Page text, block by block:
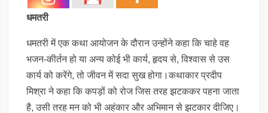
धमतरी
धमतरी में एक कथा आयोजन के दौरान उन्होंने कहा कि चाहे वह
भजन-कीर्तन हो या अन्य कोई भी कार्य, हृदय से, विश्वास से उस
कार्य को करेंगे, तो जीवन में सदा सुख होगा।कथाकार प्रदीप
मिश्रा ने कहा कि कपड़ों को रोज जिस तरह झटककर पहना जाता
है, उसी तरह मन को भी अहंकार और अभिमान से झटकार दीजिए।